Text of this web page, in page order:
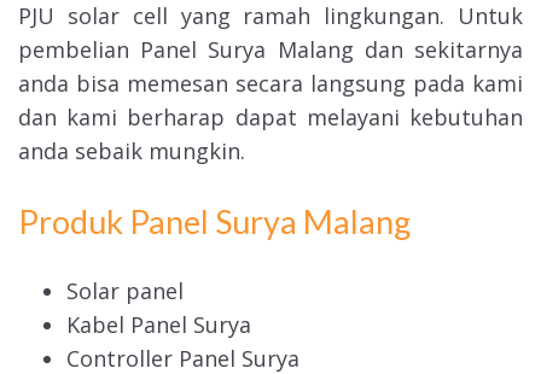
PJU solar cell yang ramah lingkungan. Untuk
pembelian Panel Surya Malang dan sekitarnya
anda bisa memesan secara langsung pada kami
dan kami berharap dapat melayani kebutuhan
anda sebaik mungkin.
Produk Panel Surya Malang
Solar panel
Kabel Panel Surya
Controller Panel Surya